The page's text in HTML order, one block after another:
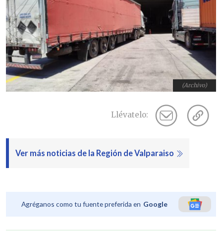
(Archivo)
Llévatelo:
Ver más noticias de la Región de Valparaiso
Agréganos como tu fuente preferida en Google